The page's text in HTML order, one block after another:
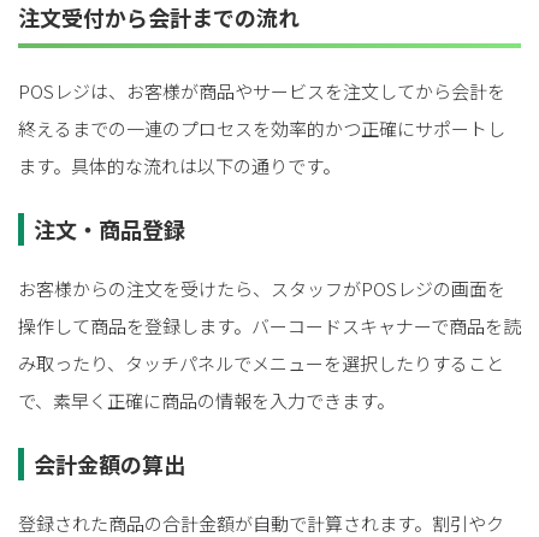
注文受付から会計までの流れ
POSレジは、お客様が商品やサービスを注文してから会計を
終えるまでの一連のプロセスを効率的かつ正確にサポートし
ます。具体的な流れは以下の通りです。
注文・商品登録
お客様からの注文を受けたら、スタッフがPOSレジの画面を
操作して商品を登録します。バーコードスキャナーで商品を読
み取ったり、タッチパネルでメニューを選択したりすること
で、素早く正確に商品の情報を入力できます。
会計金額の算出
登録された商品の合計金額が自動で計算されます。割引やク